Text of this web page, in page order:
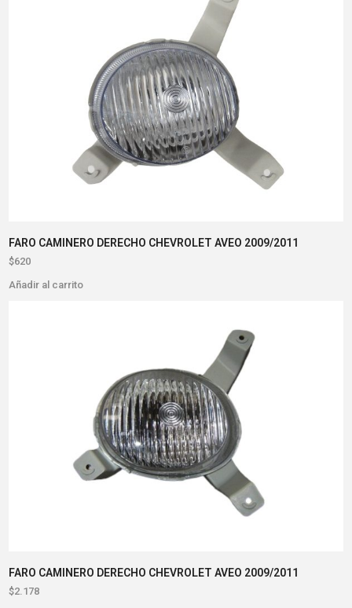
FARO CAMINERO DERECHO CHEVROLET AVEO 2009/2011
$620
Añadir al carrito
FARO CAMINERO DERECHO CHEVROLET AVEO 2009/2011
$2.178